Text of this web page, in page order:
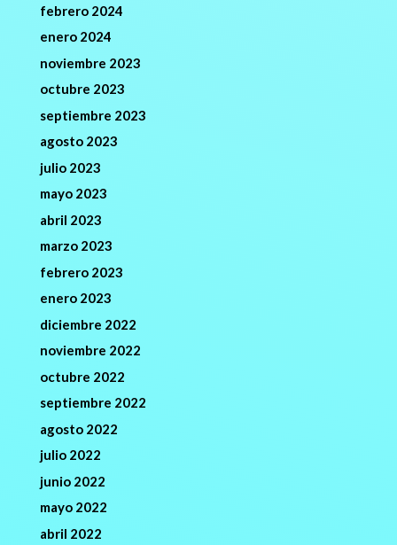
febrero 2024
enero 2024
noviembre 2023
octubre 2023
septiembre 2023
agosto 2023
julio 2023
mayo 2023
abril 2023
marzo 2023
febrero 2023
enero 2023
diciembre 2022
noviembre 2022
octubre 2022
septiembre 2022
agosto 2022
julio 2022
junio 2022
mayo 2022
abril 2022